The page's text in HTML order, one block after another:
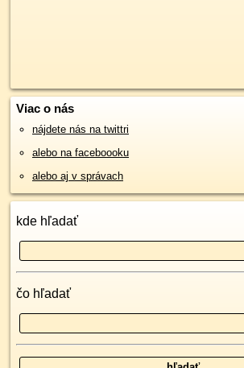
Viac o nás
nájdete nás na twittri
alebo na faceboooku
alebo aj v správach
kde hľadať
čo hľadať